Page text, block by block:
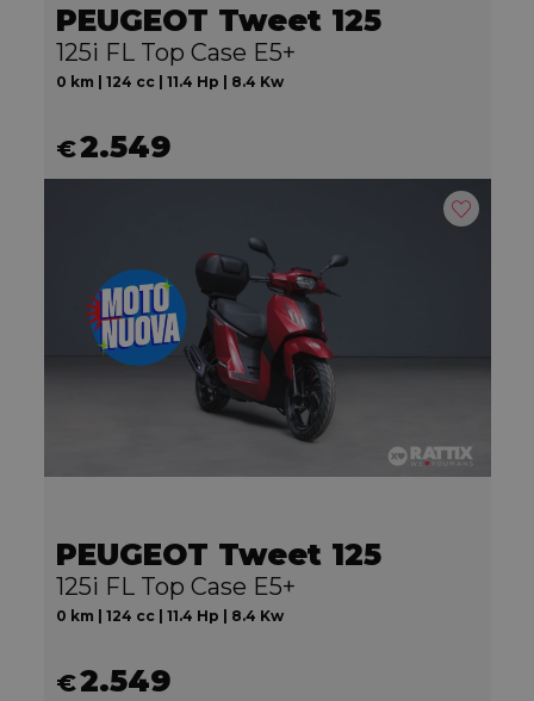
PEUGEOT Tweet 125
125i FL Top Case E5+
0 km | 124 cc | 11.4 Hp | 8.4 Kw
€2.549
PEUGEOT Tweet 125
125i FL Top Case E5+
0 km | 124 cc | 11.4 Hp | 8.4 Kw
€2.549